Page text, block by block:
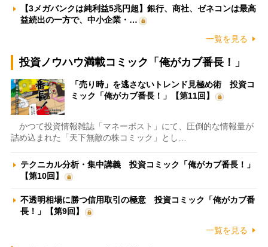
【3メガバンクは純利益5兆円超】銀行、商社、ゼネコンは最高
益続出の一方で、中小企業・…
一覧を見る
投資ノウハウ満載コミック「俺がカブ番長！」
「売り時」を逃さないトレンド見極め術 投資コ
ミック「俺がカブ番長！」【第11回】
かつて投資情報雑誌「マネーポスト」にて、圧倒的な情報量が
詰め込まれた「天下無敵の株コミック」とし…
テクニカル分析・集中講義 投資コミック「俺がカブ番長！」
【第10回】
不透明相場に勝つ信用取引の極意 投資コミック「俺がカブ番
長！」【第9回】
一覧を見る